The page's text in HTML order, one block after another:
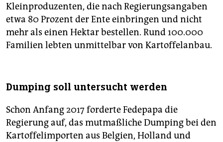
Kleinproduzenten, die nach Regierungsangaben
etwa 80 Prozent der Ente einbringen und nicht
mehr als einen Hektar bestellen. Rund 100.000
Familien lebten unmittelbar von Kartoffelanbau.
Dumping soll untersucht werden
Schon Anfang 2017 forderte Fedepapa die
Regierung auf, das mutmaßliche Dumping bei den
Kartoffelimporten aus Belgien, Holland und